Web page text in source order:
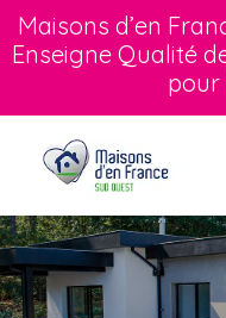
Maisons d’en
Enseigne Qualité
pour